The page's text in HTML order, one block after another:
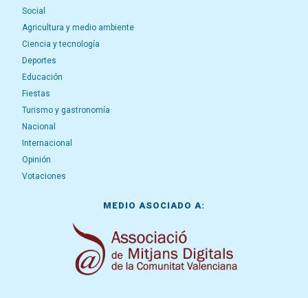
Social
Agricultura y medio ambiente
Ciencia y tecnología
Deportes
Educación
Fiestas
Turismo y gastronomía
Nacional
Internacional
Opinión
Votaciones
MEDIO ASOCIADO A: